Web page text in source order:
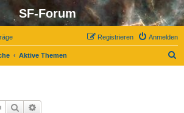
SF-Forum
Anmelden
Registrieren
Aktive Themen
Suche